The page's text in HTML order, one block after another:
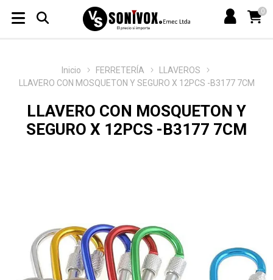
0
Inicio FERRETERÍA
LLAVEROS
LLAVERO CON MOSQUETON Y SEGURO X 12PCS -B3177 7CM
LLAVERO CON MOSQUETON Y
SEGURO X 12PCS -B3177 7CM